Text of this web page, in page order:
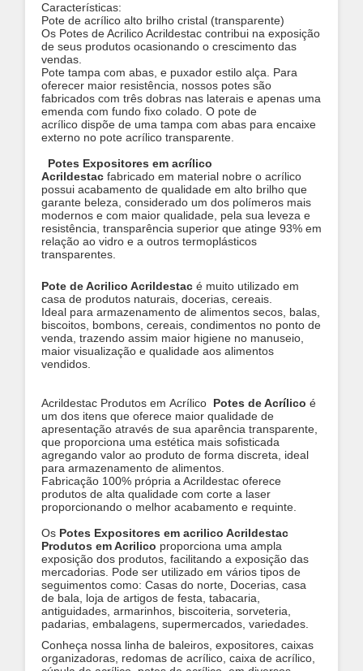
Características:
Pote de acrílico alto brilho cristal (transparente)
Os Potes de Acrilico Acrildestac contribui na exposição
de seus produtos ocasionando o crescimento das
vendas.
Pote tampa com abas, e puxador estilo alça. Para
oferecer maior resistência, nossos potes são
fabricados com três dobras nas laterais e apenas uma
emenda com fundo fixo colado. O pote de
acrílico dispõe de uma tampa com abas para encaixe
externo no pote acrílico transparente.
Potes Expositores em acrílico
Acrildestac fabricado em material nobre o acrílico
possui acabamento de qualidade em alto brilho que
garante beleza, considerado um dos polímeros mais
modernos e com maior qualidade, pela sua leveza e
resistência, transparência superior que atinge 93% em
relação ao vidro e a outros termoplásticos
transparentes.
Pote de Acrilico Acrildestac é muito utilizado em
casa de produtos naturais, docerias, cereais.
Ideal para armazenamento de alimentos secos, balas,
biscoitos, bombons, cereais, condimentos no ponto de
venda, trazendo assim maior higiene no manuseio,
maior visualização e qualidade aos alimentos
vendidos.
​Acrildestac Produtos em Acrílico Potes de Acrílico é
um dos itens que oferece maior qualidade de
apresentação através de sua aparência transparente,
que proporciona uma estética mais sofisticada
agregando valor ao produto de forma discreta, ideal
para armazenamento de alimentos.
Fabricação 100% própria a Acrildestac oferece
produtos de alta qualidade com corte a laser
proporcionando o melhor acabamento e requinte.
Os Potes Expositores em acrilico Acrildestac
Produtos em Acrilico proporciona uma ampla
exposição dos produtos, facilitando a exposição das
mercadorias. Pode ser utilizado em vários tipos de
seguimentos como: Casas do norte, Docerias, casa
de bala, loja de artigos de festa, tabacaria,
antiguidades, armarinhos, biscoiteria, sorveteria,
padarias, embalagens, supermercados, variedades.
Conheça nossa linha de baleiros, expositores, caixas
organizadoras, redomas de acrílico, caixa de acrílico,